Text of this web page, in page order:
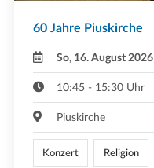
60 Jahre Piuskirche
So, 16. August 2026
10:45 - 15:30 Uhr
Piuskirche
Konzert Religion